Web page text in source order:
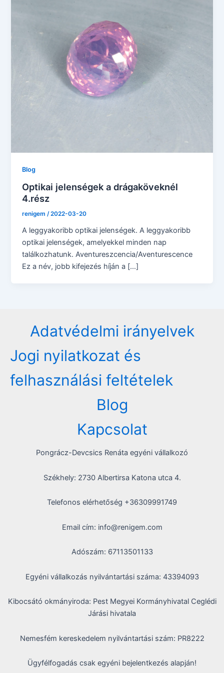
Blog
Optikai jelenségek a drágaköveknél
4.rész
renigem/2022-03-20
A leggyakoribb optikai jelenségek. A leggyakoribb
optikai jelenségek, amelyekkel minden nap
találkozhatunk. Aventureszcencia/Aventurescence
Ez a név, jobb kifejezés híján a […]
Adatvédelmi irányelvek
Jogi nyilatkozat és
felhasználási feltételek
Blog
Kapcsolat
Pongrácz-Devcsics Renáta egyéni vállalkozó
Székhely: 2730 Albertirsa Katona utca 4.
Telefonos elérhetőség +36309991749
Email cím: info@renigem.com
Adószám: 67113501133
Egyéni vállalkozás nyilvántartási száma: 43394093
Kibocsátó okmányiroda: Pest Megyei Kormányhivatal Ceglédi
Járási hivatala
Nemesfém kereskedelem nyilvántartási szám: PR8222
Ügyfélfogadás csak egyéni bejelentkezés alapján!